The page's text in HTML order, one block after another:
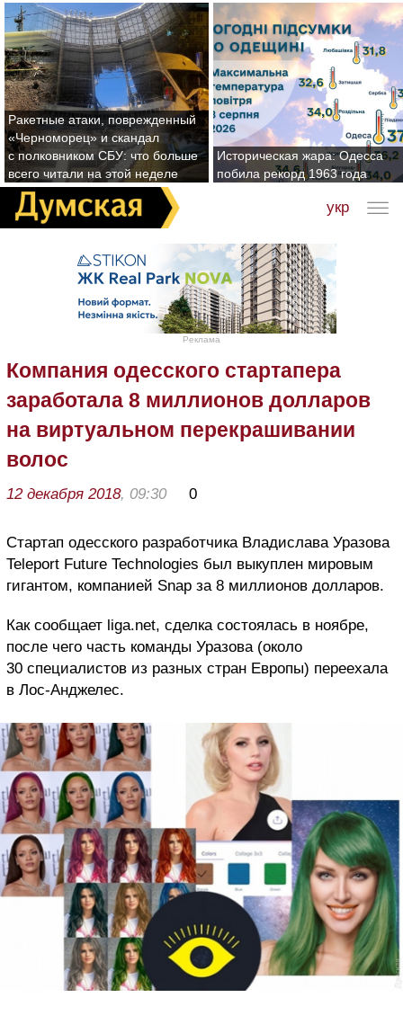
Ракетные атаки, поврежденный
«Черноморец» и скандал
с полковником СБУ: что больше
всего читали на этой неделе
Историческая жара: Одесса
побила рекорд 1963 года
укр
Реклама
Компания одесского стартапера
заработала 8 миллионов долларов
на виртуальном перекрашивании
волос
12 декабря 2018, 09:30 0
Стартап одесского разработчика Владислава Уразова
Teleport Future Technologies был выкуплен мировым
гигантом, компанией Snap за 8 миллионов долларов.
Как сообщает liga.net, сделка состоялась в ноябре,
после чего часть команды Уразова (около
30 специалистов из разных стран Европы) переехала
в Лос-Анджелес.